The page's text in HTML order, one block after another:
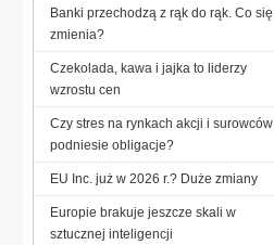
Banki przechodzą z rąk do rąk. Co się
zmienia?
Czekolada, kawa i jajka to liderzy
wzrostu cen
Czy stres na rynkach akcji i surowców
podniesie obligacje?
EU Inc. już w 2026 r.? Duże zmiany
Europie brakuje jeszcze skali w
sztucznej inteligencji